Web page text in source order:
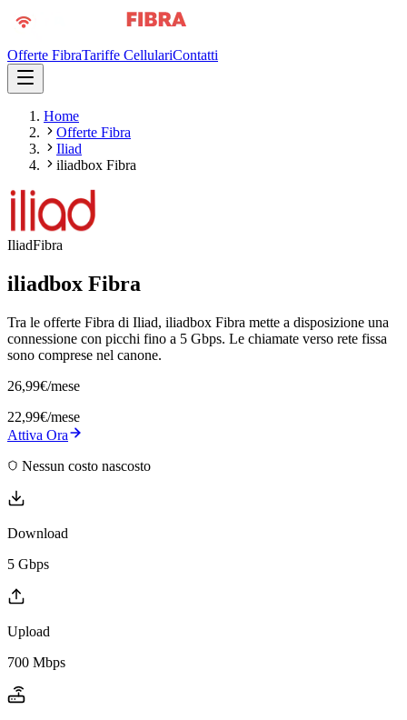
Offerte FibraTariffe CellulariContatti
Home
Offerte Fibra
Iliad
iliadbox Fibra
IliadFibra
iliadbox Fibra
Tra le offerte Fibra di Iliad, iliadbox Fibra mette a disposizione una
connessione con picchi fino a 5 Gbps. Le chiamate verso rete fissa
sono comprese nel canone.
26,99€/mese
22,99€/mese
Attiva Ora
Nessun costo nascosto
Download
5 Gbps
Upload
700 Mbps